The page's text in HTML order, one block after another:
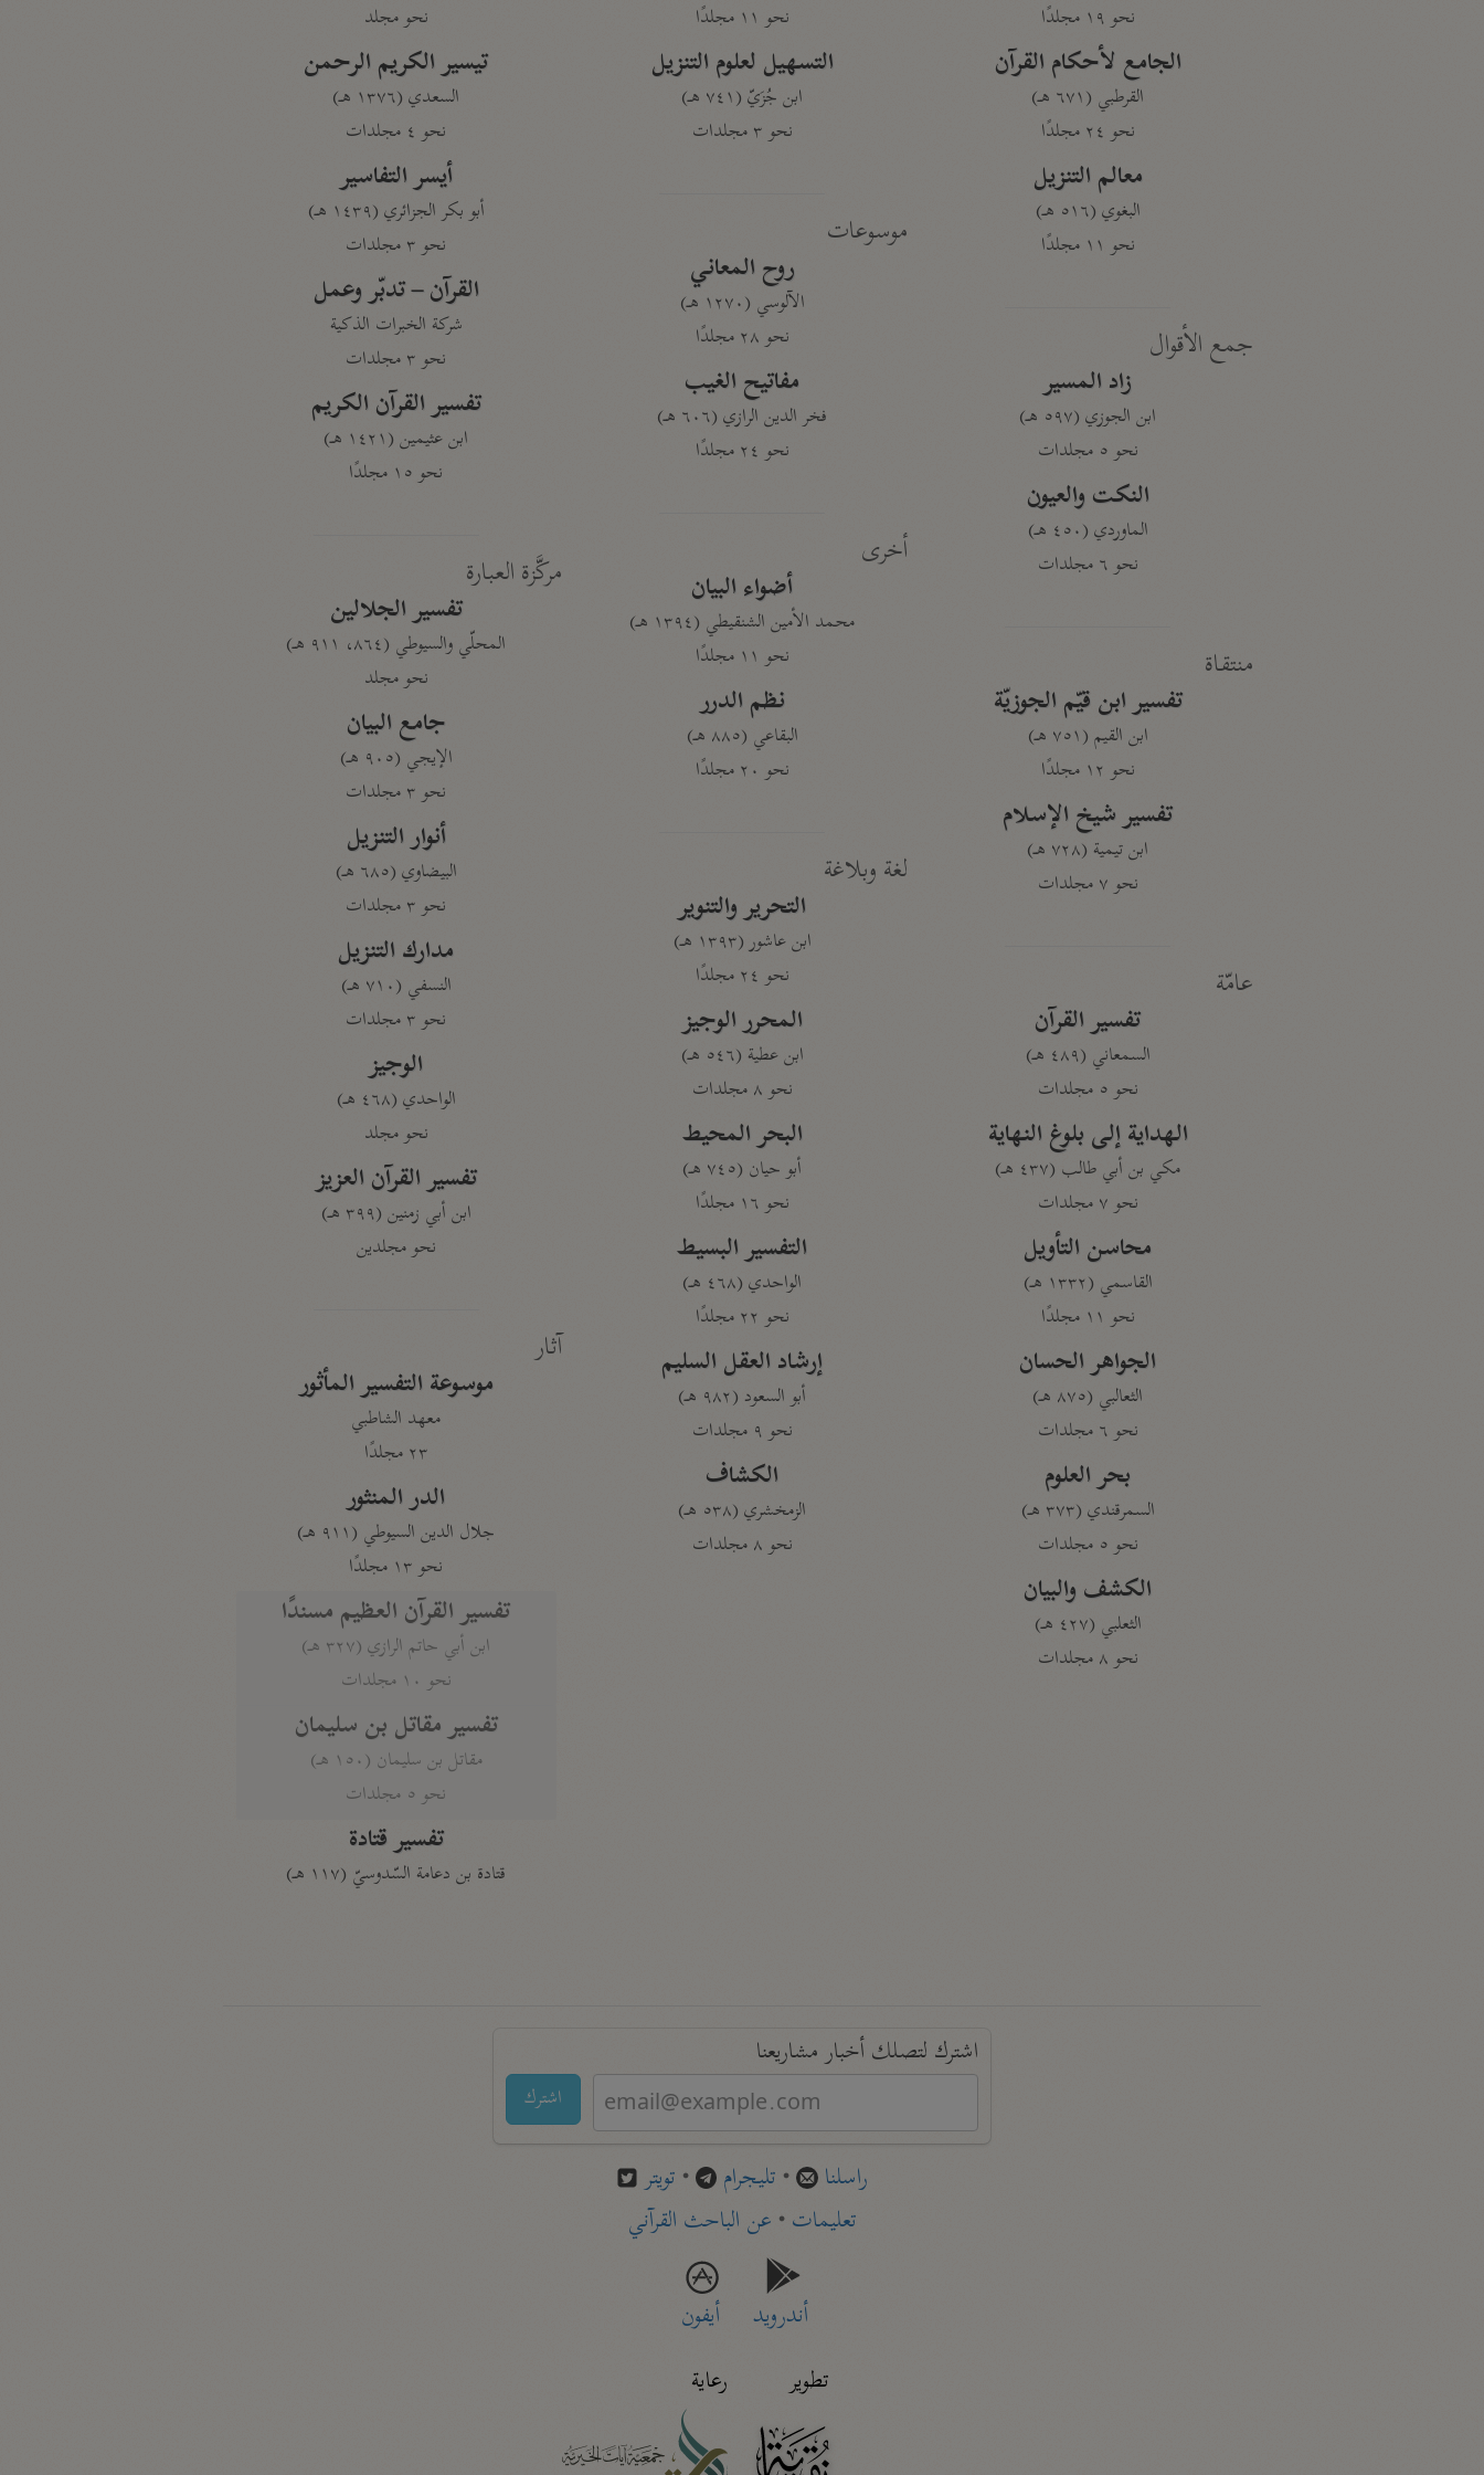
نحو ١٩ مجلدًا
الجامع لأحكام القرآن
القرطبي (٦٧١ هـ)
نحو ٢٤ مجلدًا
معالم التنزيل
البغوي (٥١٦ هـ)
نحو ١١ مجلدًا
جمع الأقوال
زاد المسير
ابن الجوزي (٥٩٧ هـ)
نحو ٥ مجلدات
النكت والعيون
الماوردي (٤٥٠ هـ)
نحو ٦ مجلدات
منتقاة
تفسير ابن قيّم الجوزيّة
ابن القيم (٧٥١ هـ)
نحو ١٢ مجلدًا
تفسير شيخ الإسلام
ابن تيمية (٧٢٨ هـ)
نحو ٧ مجلدات
عامّة
تفسير القرآن
السمعاني (٤٨٩ هـ)
نحو ٥ مجلدات
الهداية إلى بلوغ النهاية
مكي بن أبي طالب (٤٣٧ هـ)
نحو ٧ مجلدات
محاسن التأويل
القاسمي (١٣٣٢ هـ)
نحو ١١ مجلدًا
الجواهر الحسان
الثعالبي (٨٧٥ هـ)
نحو ٦ مجلدات
بحر العلوم
السمرقندي (٣٧٣ هـ)
نحو ٥ مجلدات
الكشف والبيان
الثعلبي (٤٢٧ هـ)
نحو ٨ مجلدات
نحو ١١ مجلدًا
التسهيل لعلوم التنزيل
ابن جُزَيّ (٧٤١ هـ)
نحو ٣ مجلدات
موسوعات
روح المعاني
الآلوسي (١٢٧٠ هـ)
نحو ٢٨ مجلدًا
مفاتيح الغيب
فخر الدين الرازي (٦٠٦ هـ)
نحو ٢٤ مجلدًا
أخرى
أضواء البيان
محمد الأمين الشنقيطي (١٣٩٤ هـ)
نحو ١١ مجلدًا
نظم الدرر
البقاعي (٨٨٥ هـ)
نحو ٢٠ مجلدًا
لغة وبلاغة
التحرير والتنوير
ابن عاشور (١٣٩٣ هـ)
نحو ٢٤ مجلدًا
المحرر الوجيز
ابن عطية (٥٤٦ هـ)
نحو ٨ مجلدات
البحر المحيط
أبو حيان (٧٤٥ هـ)
نحو ١٦ مجلدًا
التفسير البسيط
الواحدي (٤٦٨ هـ)
نحو ٢٢ مجلدًا
إرشاد العقل السليم
أبو السعود (٩٨٢ هـ)
نحو ٩ مجلدات
الكشاف
الزمخشري (٥٣٨ هـ)
نحو ٨ مجلدات
نحو مجلد
تيسير الكريم الرحمن
السعدي (١٣٧٦ هـ)
نحو ٤ مجلدات
أيسر التفاسير
أبو بكر الجزائري (١٤٣٩ هـ)
نحو ٣ مجلدات
القرآن – تدبّر وعمل
شركة الخبرات الذكية
نحو ٣ مجلدات
تفسير القرآن الكريم
ابن عثيمين (١٤٢١ هـ)
نحو ١٥ مجلدًا
مركَّزة العبارة
تفسير الجلالين
المحلّي والسيوطي (٨٦٤، ٩١١ هـ)
نحو مجلد
جامع البيان
الإيجي (٩٠٥ هـ)
نحو ٣ مجلدات
أنوار التنزيل
البيضاوي (٦٨٥ هـ)
نحو ٣ مجلدات
مدارك التنزيل
النسفي (٧١٠ هـ)
نحو ٣ مجلدات
الوجيز
الواحدي (٤٦٨ هـ)
نحو مجلد
تفسير القرآن العزيز
ابن أبي زمنين (٣٩٩ هـ)
نحو مجلدين
آثار
موسوعة التفسير المأثور
معهد الشاطبي
٢٣ مجلدًا
الدر المنثور
جلال الدين السيوطي (٩١١ هـ)
نحو ١٣ مجلدًا
تفسير القرآن العظيم مسندًا
ابن أبي حاتم الرازي (٣٢٧ هـ)
نحو ١٠ مجلدات
تفسير مقاتل بن سليمان
مقاتل بن سليمان (١٥٠ هـ)
نحو ٥ مجلدات
تفسير قتادة
قتادة بن دعامة السّدوسيّ (١١٧ هـ)
اشترك لتصلك أخبار مشاريعنا
اشترك
راسلنا • تليجرام • تويتر
تعليمات• عن الباحث القرآني
أندرويد
أيفون
تطوير
رعاية